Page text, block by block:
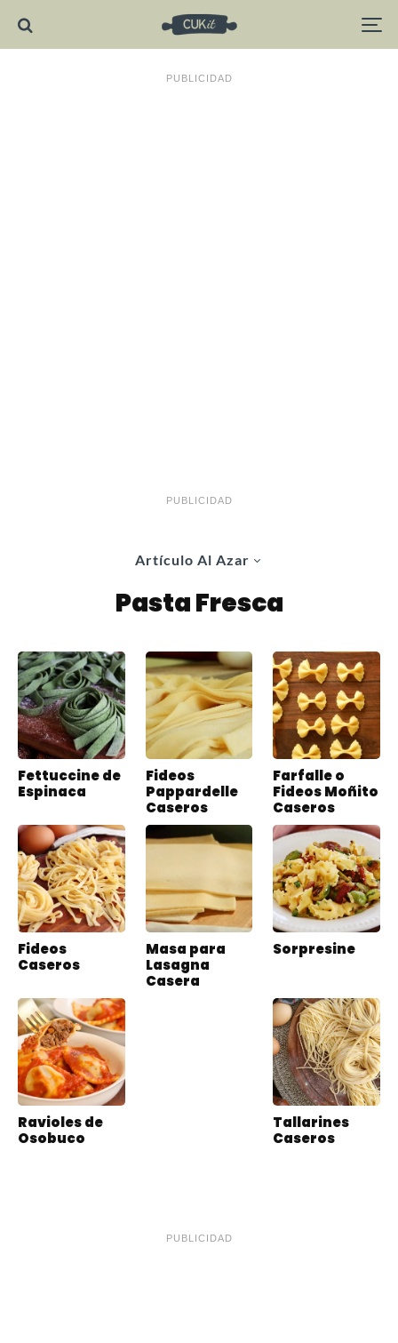
PUBLICIDAD
PUBLICIDAD
Artículo Al Azar
Pasta Fresca
Fettuccine de
Espinaca
Fideos
Pappardelle
Caseros
Farfalle o
Fideos Moñito
Caseros
Fideos
Caseros
Masa para
Lasagna
Casera
Sorpresine
Ravioles de
Osobuco
Tallarines
Caseros
PUBLICIDAD